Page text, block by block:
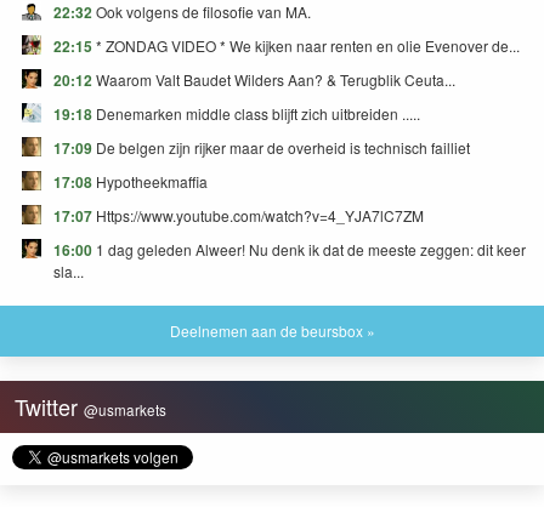
22:32Ook volgens de filosofie van MA.
22:15 * ZONDAG VIDEO * We kijken naar renten en olie Evenover de...
20:12Waarom Valt Baudet Wilders Aan? & Terugblik Ceuta...
19:18 Denemarken middle class blijft zich uitbreiden .....
17:09 De belgen zijn rijker maar de overheid is technisch failliet
17:08 Hypotheekmaffia
17:07 Https://www.youtube.com/watch?v=4_YJA7lC7ZM
16:00 1 dag geleden Alweer! Nu denk ik dat de meeste zeggen: dit keer
sla...
Deelnemen aan de beursbox »
Twitter @usmarkets